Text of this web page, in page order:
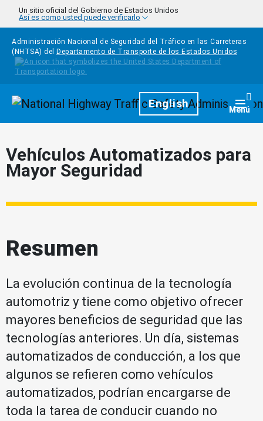
Pasar al contenido principal
Un sitio oficial del Gobierno de Estados Unidos
Así es como usted puede verificarlo
Administración Nacional de Seguridad del Tráfico en las Carreteras
(NHTSA) del
Departamento de Transporte de los Estados Unidos
HomepageEnglish Menú
Vehículos Automatizados para
Mayor Seguridad
Resumen
La evolución continua de la tecnología
automotriz y tiene como objetivo ofrecer
mayores beneficios de seguridad que las
tecnologías anteriores. Un día, sistemas
automatizados de conducción, a los que
algunos se refieren como vehículos
automatizados, podrían encargarse de
toda la tarea de conducir cuando no